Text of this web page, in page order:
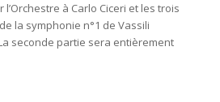
à Carlo Ciceri et les trois
la symphonie n°1 de Vassili
seconde partie sera entièrement